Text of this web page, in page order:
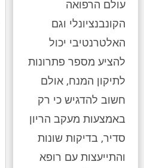
עולם הרפואה
הקונבנציונלי וגם
האלטרנטיבי יכול
להציע מספר פתרונות
לתיקון המנח, אולם
חשוב להדגיש כי רק
באמצעות מעקב הריון
סדיר, בדיקות שונות
והתייעצות עם רופא